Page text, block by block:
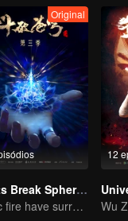
Original
Fights Break Sphere S3
Magic fire have surrendered! Xiao Yan mastered the fighting skill——Buddha anger Lotus!
12